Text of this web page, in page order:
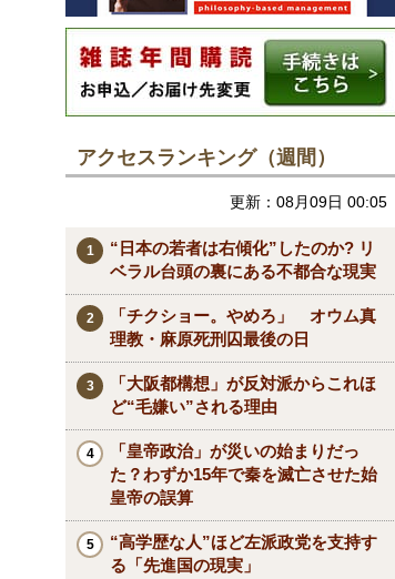
アクセスランキング（週間）
更新：08月09日 00:05
“日本の若者は右傾化”したのか? リ
ベラル台頭の裏にある不都合な現実
「チクショー。やめろ」 オウム真
理教・麻原死刑囚最後の日
「大阪都構想」が反対派からこれほ
ど“毛嫌い”される理由
「皇帝政治」が災いの始まりだっ
た？わずか15年で秦を滅亡させた始
皇帝の誤算
“高学歴な人”ほど左派政党を支持す
る「先進国の現実」